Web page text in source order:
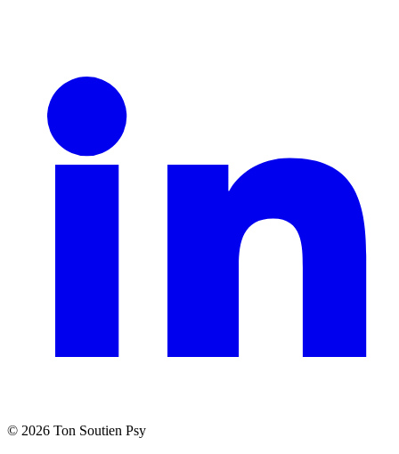
© 2026 Ton Soutien Psy